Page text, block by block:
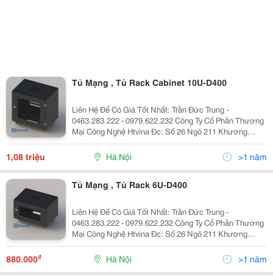
Tủ Mạng , Tủ Rack Cabinet 10U-D400
Liên Hệ Để Có Giá Tốt Nhất: Trần Đức Trung -
0463.283.222 - 0979.622.232 Công Ty Cổ Phần Thương
Mại Công Nghệ Htvina Đc: Số 26 Ngõ 211 Khương
Trung &Ndash; Thanh Xuân &Ndash; Hà Nội Yahoo
:Htvinakd3 Http ://Www.sieuthiht.com Trụ Sở Chính:
1,08 triệu Hà Nội >1 năm
Tủ Mạng , Tủ Rack 6U-D400
Liên Hệ Để Có Giá Tốt Nhất: Trần Đức Trung -
0463.283.222 - 0979.622.232 Công Ty Cổ Phần Thương
Mại Công Nghệ Htvina Đc: Số 26 Ngõ 211 Khương
Trung &Ndash; Thanh Xuân &Ndash; Hà Nội Yahoo
:Htvinakd3 Http ://Www.sieuthiht.com Trụ Sở Chính:
880.000₫ Hà Nội >1 năm